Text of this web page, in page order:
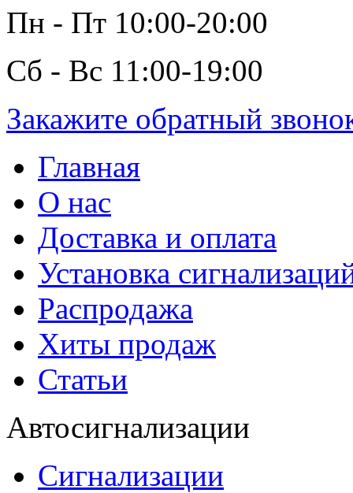
Пн - Пт 10:00-20:00
Сб - Вс 11:00-19:00
Закажите обратный
Главная
О нас
Доставка и оплата
Установка
Распродажа
Хиты продаж
Статьи
Автосигнализации
Сигнализации